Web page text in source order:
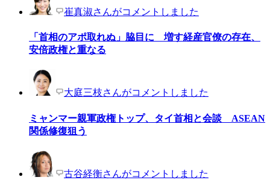
崔真淑さんがコメントしました
「首相のアポ取れぬ」脇目に 増す経産官僚の存在、
安倍政権と重なる
大庭三枝さんがコメントしました
ミャンマー親軍政権トップ、タイ首相と会談 ASEAN
関係修復狙う
古谷経衡さんがコメントしました